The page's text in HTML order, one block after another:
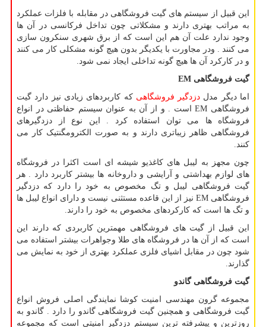
این قبیل از سیستم های گیت فروشگاهی در مقابله با فلزات عملکرد
به مراتب بهتری دارند و مشکلاتی چون تداخل فرکانسی در آن ها
وجود ندارد علت آن هم این است که از برق شهری سنکرون سازی
می کنند . ودر مجاورت با یکدیگر بدون هیچ گونه مشکلی کار می کنند
و در کارکرد آن ها هیچ گونه تداخلی ایجاد نمی شود.
گیت فروشگاهی EM
اما دیگر مدل دزدگیر فروشگاهی که کاربردهای زیادی نیز دارد گیت
فروشگاهی EMاست . و از آن به عنوان سیستم حفاظتی در انواع
فروشگاه ها می توان استفاده کرد . این نوع از دزدگیرهای
فروشگاهی ظاهر زیباتری دارند و به صورت الکترومگنتیک کار می
کنند.
چون مجهز به لیبل های کاغذیو شیشه ای است اکثرا در فروشگاه
های لوازم بهداشتی و آرایشی و داروخانه ها بیشتر کاربرد دارد . هر
گیت فروشگاهی لیبل و تگ مخصوص به خود را دارد که دزدگیر
فروشگاهیEM نیز از این قاعده مستثنی نیست و دارای انواع لیبل ها
و تگ ها است که کارکردهای مخصوص به خود را دارند.
این قبیل از گیت های فروشگاهی مهمترین کاربردی که دارند این
است که از آن ها در فروشگاه های طلا وجواهرات بیشتر استفاده می
شود چون در مقابل اشیای فلزی عملکرد بهتری از خود به نمایش می
گذارند.
گیت فروشگاهی گاندو
مجموعه گرون مهندسی امنیت کوشا نمایندگی اصلی فروش انواع
گیت فروشگاهی و همچنین گیت فروشگاهی گاندو را دارد . گاندو به
روزترین و پیشرفته ترین سیستم دزدگیر امنیتی است که مجموعه